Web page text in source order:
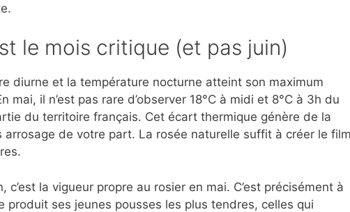
le mois critique (et pas juin)
diurne et la température nocturne atteint son maximum
mai, il n’est pas rare d’observer 18°C à midi et 8°C à 3h du
du territoire français. Cet écart thermique génère de la
arrosage de votre part. La rosée naturelle suffit à créer le film
c’est la vigueur propre au rosier en mai. C’est précisément à
produit ses jeunes pousses les plus tendres, celles qui